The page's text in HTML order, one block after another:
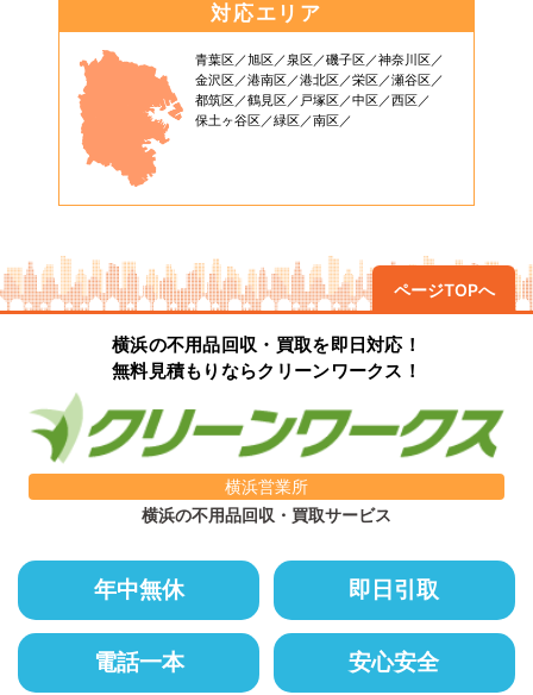
対応エリア
青葉区 旭区 泉区 磯子区
神奈川区
金沢区
港南区 港北区 栄区
瀬谷区
都筑区
鶴見区 戸塚区 中区
西区
保土ヶ谷区
緑区 南区
ページTOPへ
横浜の不用品回収・買取を即日対応！
無料見積もりならクリーンワークス！
横浜営業所
横浜の不用品回収・買取サービス
年中無休 即日引取
電話一本 安心安全